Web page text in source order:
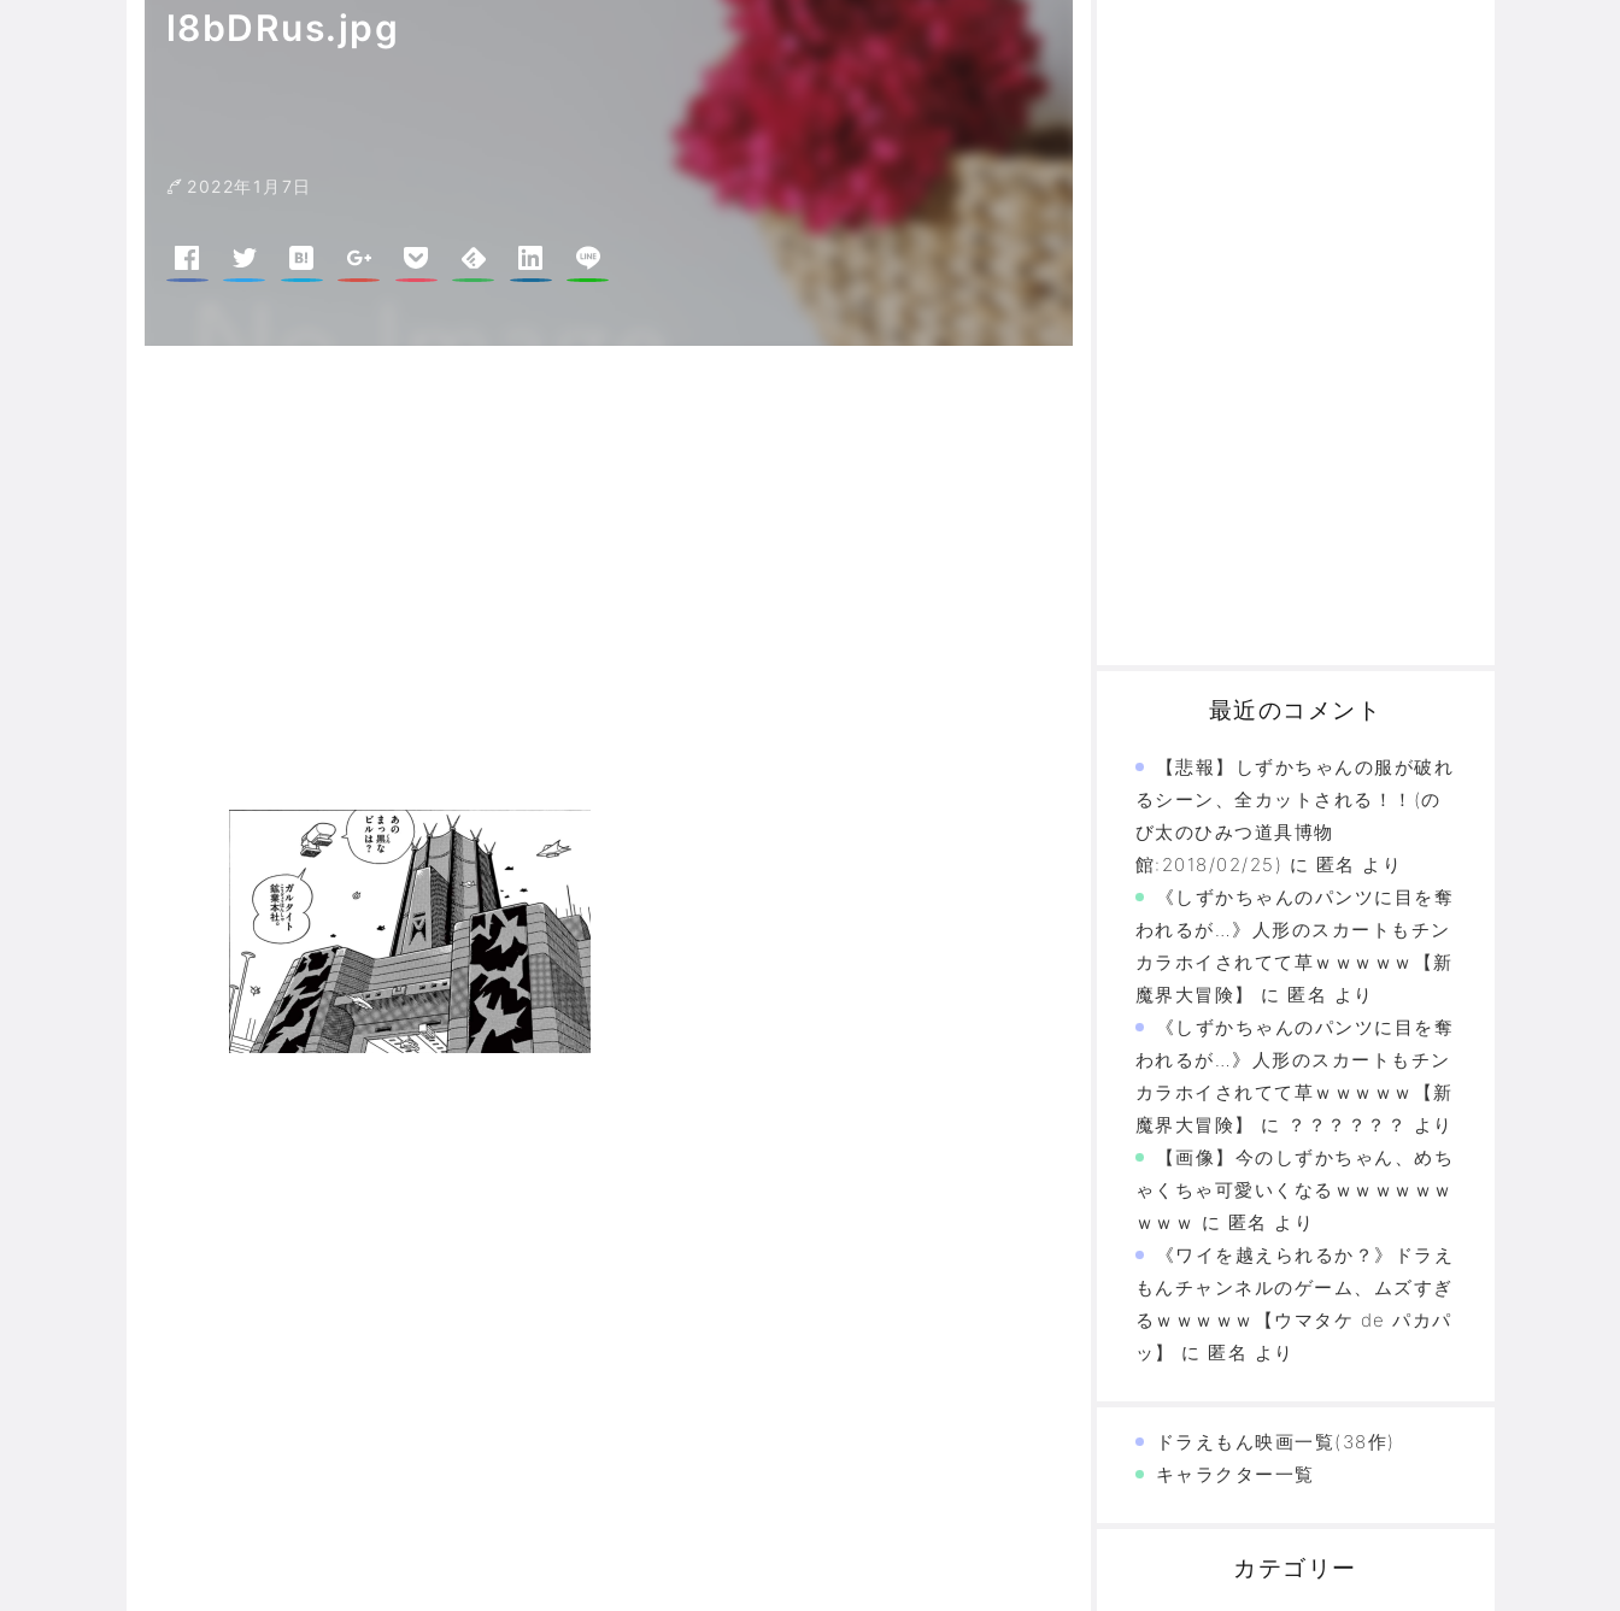
l8bDRus.jpg
2022年1月7日
最近のコメント
【悲報】しずかちゃんの服が破れ
るシーン、全カットされる！！(の
び太のひみつ道具博物
館:2018/02/25) に 匿名 より
《しずかちゃんのパンツに目を奪
われるが…》人形のスカートもチン
カラホイされてて草ｗｗｗｗｗ【新
魔界大冒険】
に 匿名 より
《しずかちゃんのパンツに目を奪
われるが…》人形のスカートもチン
カラホイされてて草ｗｗｗｗｗ【新
魔界大冒険】
に ？？？？？？
より
【画像】今のしずかちゃん、めち
ゃくちゃ可愛いくなるｗｗｗｗｗｗ
ｗｗｗ に 匿名 より
《ワイを越えられるか？》ドラえ
もんチャンネルのゲーム、ムズすぎ
るｗｗｗｗｗ【ウマタケ de パカパ
ッ】
に 匿名 より
ドラえもん映画一覧(38作)
キャラクター一覧
カテゴリー